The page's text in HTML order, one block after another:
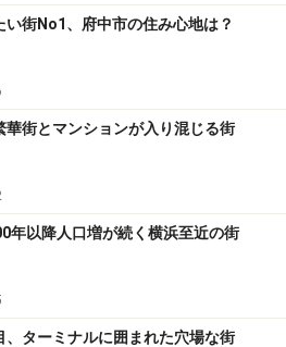
い街No1、府中市の住み心地は？
華街とマンションが入り混じる街
年以降人口増が続く横浜至近の街
、ターミナルに囲まれた穴場な街